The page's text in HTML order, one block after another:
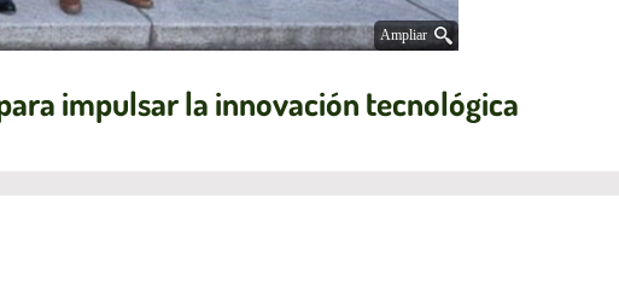
Ampliar
impulsar la innovación tecnológica